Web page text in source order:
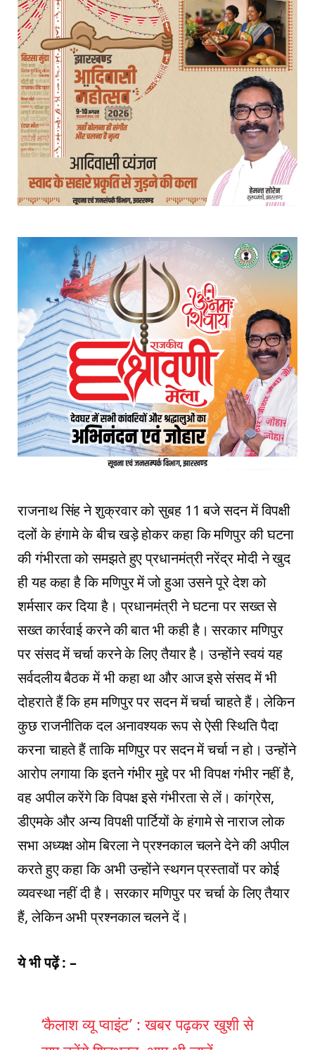
राजनाथ सिंह ने शुक्रवार को सुबह 11 बजे सदन में विपक्षी
दलों के हंगामे के बीच खड़े होकर कहा कि मणिपुर की घटना
की गंभीरता को समझते हुए प्रधानमंत्री नरेंद्र मोदी ने खुद
ही यह कहा है कि मणिपुर में जो हुआ उसने पूरे देश को
शर्मसार कर दिया है। प्रधानमंत्री ने घटना पर सख्त से
सख्त कार्रवाई करने की बात भी कही है। सरकार मणिपुर
पर संसद में चर्चा करने के लिए तैयार है। उन्होंने स्वयं यह
सर्वदलीय बैठक में भी कहा था और आज इसे संसद में भी
दोहराते हैं कि हम मणिपुर पर सदन में चर्चा चाहते हैं। लेकिन
कुछ राजनीतिक दल अनावश्यक रूप से ऐसी स्थिति पैदा
करना चाहते हैं ताकि मणिपुर पर सदन में चर्चा न हो। उन्होंने
आरोप लगाया कि इतने गंभीर मुद्दे पर भी विपक्ष गंभीर नहीं है,
वह अपील करेंगे कि विपक्ष इसे गंभीरता से लें। कांग्रेस,
डीएमके और अन्य विपक्षी पार्टियों के हंगामे से नाराज लोक
सभा अध्यक्ष ओम बिरला ने प्रश्नकाल चलने देने की अपील
करते हुए कहा कि अभी उन्होंने स्थगन प्रस्तावों पर कोई
व्यवस्था नहीं दी है। सरकार मणिपुर पर चर्चा के लिए तैयार
हैं, लेकिन अभी प्रश्नकाल चलने दें।
ये भी पढ़ें : –
‘कैलाश व्यू प्वाइंट’ : खबर पढ़कर खुशी से